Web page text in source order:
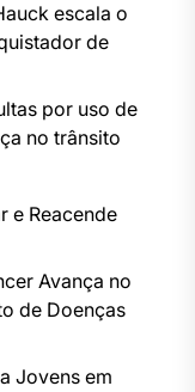
escala o
de
por uso de
no trânsito
e Reacende
Avança no
de Doenças
Jovens em